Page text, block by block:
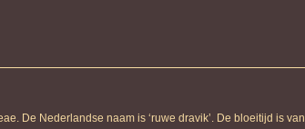
De Nederlandse naam is ‘ruwe dravik’. De bloeitijd is van